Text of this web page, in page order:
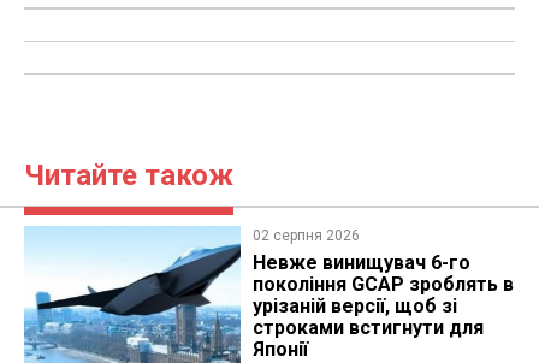
Читайте також
02 серпня 2026
Невже винищувач 6-го
покоління GCAP зроблять в
урізаній версії, щоб зі
строками встигнути для
Японії